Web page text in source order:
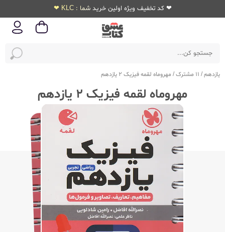
❤ کد تخفیف ویژه اولین خرید شما : KLC ❤
یازدهم/ 11 مشترک / مهروماه لقمه فیزیک 2 یازدهم
مهروماه لقمه فیزیک 2 یازدهم